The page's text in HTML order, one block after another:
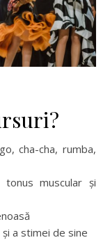
cha-cha, rumba,
muscular și
a stimei de sine